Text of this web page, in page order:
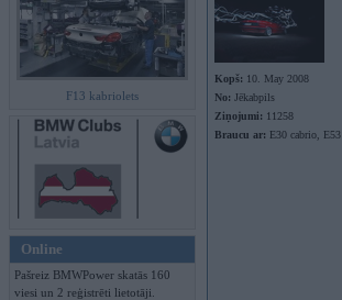
F13 kabriolets
Online
Pašreiz BMWPower skatās 160
viesi un 2 reģistrēti lietotāji.
Kopš: 10. May 2008
No: Jēkabpils
Ziņojumi: 11258
Braucu ar: E30 cabrio, E53